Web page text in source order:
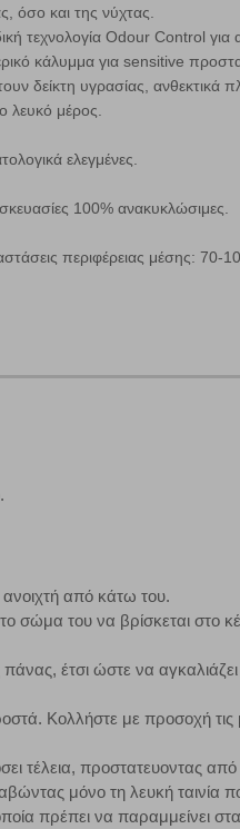
όσο και της νύχτας.
τεχνολογία Odour Control
κάλυμμα για sensitive
δείκτη υγρασίας, ανθεκτικά
λευκό μέρος.
ελεγμένες.
100% ανακυκλώσιμες.
περιφέρειας μέσης: 70-
ανοιχτή από κάτω του.
σώμα του να βρίσκεται στο
έτσι ώστε να
Κολλήστε με προσοχή τις
τέλεια, προστατευοντας από
μόνο τη λευκή ταινία
πρέπει να παραμμείνει
κάθε προϊόν.
Αναζήτηση
και πληροφορίες σχετικές με
είναι μικρά αρχεία κειμένου
βελτιώνοντας την εμπειρία
η μόνη ενεργοποιημένη. Έχετε
ορισμένων
όπως π.χ. ζωντανή συνομιλία.
ορισμένες ή όλες από
σε άλλες τοποθεσίες. Τα
δεν θα λαμβάνετε
του ιστότοπού μας,
αλληλεπίδραση του χρήστη και
της κατηγορίας cookies, δεν
Έχετε ωστόσο τη